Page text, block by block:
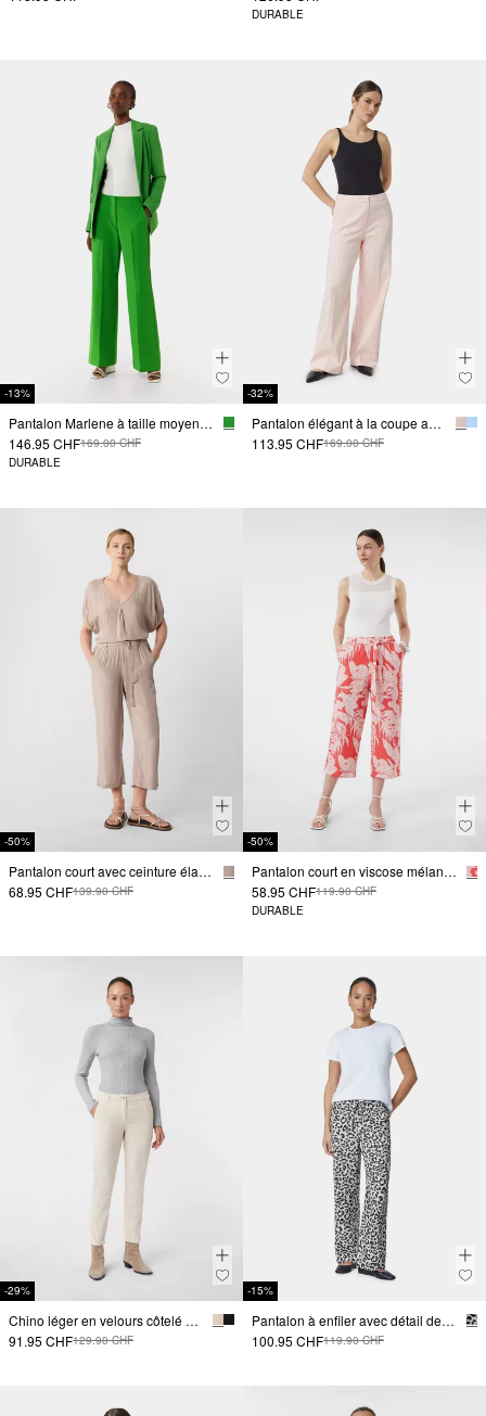
DURABLE
-13%
Pantalon Marlene à taille moyenne
146.95 CHF169.00 CHF
DURABLE
-32%
Pantalon élégant à la coupe ample et à la jambe large
113.95 CHF169.00 CHF
-50%
Pantalon court avec ceinture élastique
68.95 CHF139.90 CHF
-50%
Pantalon court en viscose mélangée, coupe décontractée, imprimé sur toute la surface.
58.95 CHF119.90 CHF
DURABLE
-29%
Chino léger en velours côtelé avec revers à l'ourlet
91.95 CHF129.90 CHF
-15%
Pantalon à enfiler avec détail de cravate et motif léo
100.95 CHF119.90 CHF